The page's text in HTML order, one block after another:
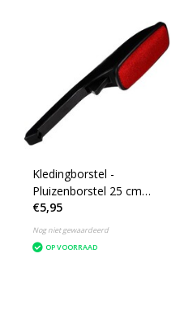
Kledingborstel -
Pluizenborstel 25 cm
met roterende kop
€5,95
Nog niet gewaardeerd
OP VOORRAAD